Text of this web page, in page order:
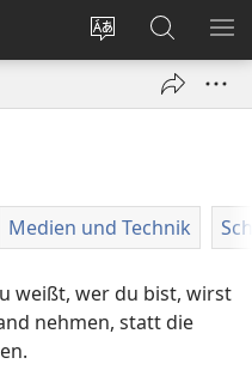
Websitesprache
ändern
Anmelden
(öffnet
Suche
Medien und Technik
weißt, wer du bist, wirst
nehmen, statt die